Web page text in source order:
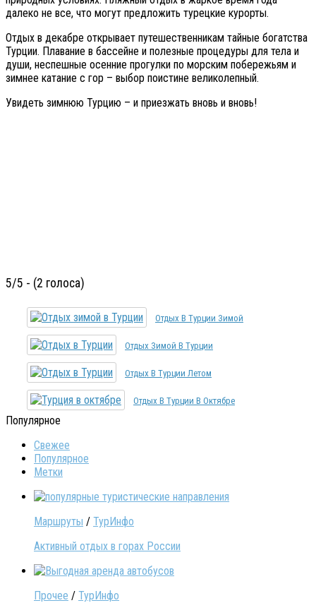
далеко не все, что могут предложить турецкие курорты.
Отдых в декабре открывает путешественникам тайные богатства
Турции. Плавание в бассейне и полезные процедуры для тела и
души, неспешные осенние прогулки по морским побережьям и
зимнее катание с гор – выбор поистине великолепный.
Увидеть зимнюю Турцию – и приезжать вновь и вновь!
5/5 - (2 голоса)
Отдых В Турции Зимой
Отдых Зимой В Турции
Отдых В Турции Летом
Отдых В Турции В Октябре
Популярное
Свежее
Популярное
Метки
Маршруты / ТурИнфо
Активный отдых в горах России
Прочее / ТурИнфо